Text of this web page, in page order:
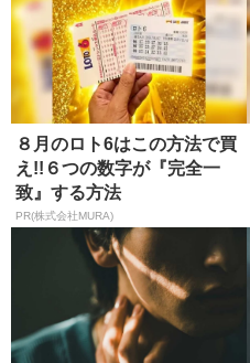
８月のロト6はこの方法で買
え!!６つの数字が『完全一
致』する方法
PR(株式会社MURA)